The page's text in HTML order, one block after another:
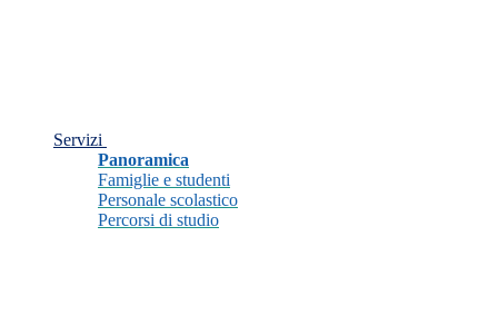
Servizi
Panoramica
Famiglie e studenti
Personale scolastico
Percorsi di studio